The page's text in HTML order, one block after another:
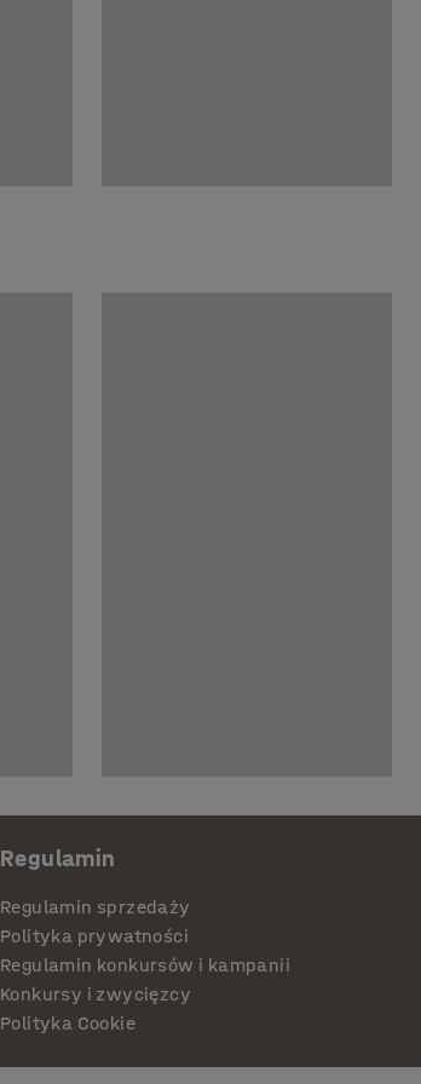
Regulamin
Regulamin sprzedaży
Polityka prywatności
Regulamin konkursów i kampanii
Konkursy i zwycięzcy
Polityka Cookie